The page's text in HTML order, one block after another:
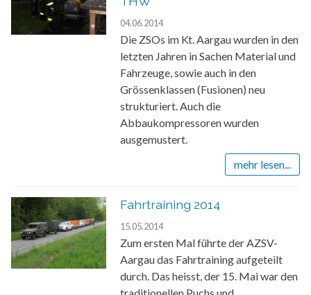
04.06.2014
Die ZSOs im Kt. Aargau wurden in den
letzten Jahren in Sachen Material und
Fahrzeuge, sowie auch in den
Grössenklassen (Fusionen) neu
strukturiert. Auch die
Abbaukompressoren wurden
ausgemustert.
mehr lesen...
Fahrtraining 2014
15.05.2014
Zum ersten Mal führte der AZSV-
Aargau das Fahrtraining aufgeteilt
durch. Das heisst, der 15. Mai war den
traditionellen Puchs und